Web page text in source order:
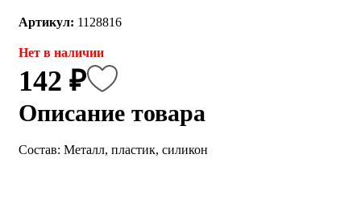
Артикул: 1128816
Нет в наличии
142 ₽
Описание товара
Состав: Металл, пластик, силикон